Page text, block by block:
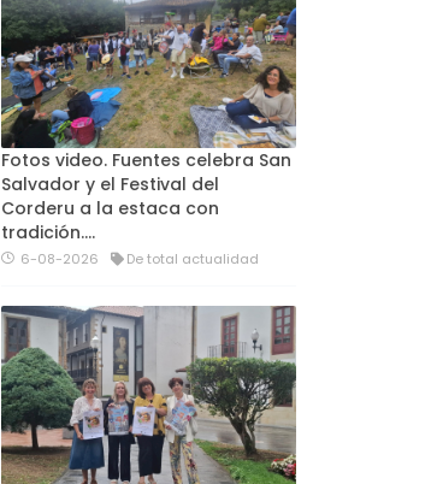
Fotos video. Fuentes celebra San
Salvador y el Festival del
Corderu a la estaca con
tradición....
6-08-2026 De total actualidad